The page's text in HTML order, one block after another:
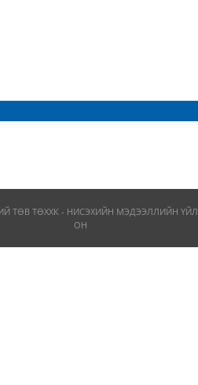
ТӨВ ТӨХХК - НИСЭХИЙН МЭДЭЭЛЛИЙН
ОН